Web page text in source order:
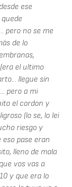
ese
pero no se me
de lo
el ultimo
llegue sin
pero a mi
el cordon y
(lo se, lo lei
riesgo y
eso pase eran
lleno de mala
vos vas a
y que era lo